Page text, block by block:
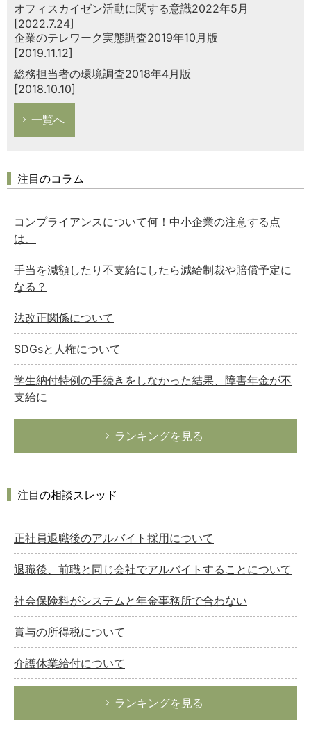
オフィスカイゼン活動に関する意識2022年5月
[2022.7.24]
企業のテレワーク実態調査2019年10月版
[2019.11.12]
総務担当者の環境調査2018年4月版
[2018.10.10]
一覧へ
注目のコラム
コンプライアンスについて何！中小企業の注意する点
は、
手当を減額したり不支給にしたら減給制裁や賠償予定に
なる？
法改正関係について
SDGsと人権について
学生納付特例の手続きをしなかった結果、障害年金が不
支給に
ランキングを見る
注目の相談スレッド
正社員退職後のアルバイト採用について
退職後、前職と同じ会社でアルバイトすることについて
社会保険料がシステムと年金事務所で合わない
賞与の所得税について
介護休業給付について
ランキングを見る